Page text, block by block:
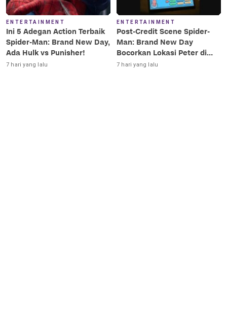
ENTERTAINMENT
Ini 5 Adegan Action Terbaik
Spider-Man: Brand New Day,
Ada Hulk vs Punisher!
7 hari yang lalu
ENTERTAINMENT
Post-Credit Scene Spider-
Man: Brand New Day
Bocorkan Lokasi Peter di
Luar Angkasa!
7 hari yang lalu